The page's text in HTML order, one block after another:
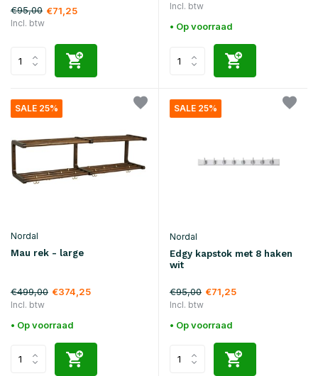
€95,00 €71,25
Incl. btw
Incl. btw
• Op voorraad
SALE 25%
Nordal
Mau rek - large
€499,00 €374,25
Incl. btw
• Op voorraad
SALE 25%
Nordal
Edgy kapstok met 8 haken
wit
€95,00 €71,25
Incl. btw
• Op voorraad